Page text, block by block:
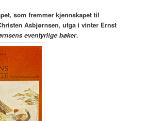
som fremmer kjennskapet til
Asbjørnsen, utga i vinter Ernst
eventyrlige bøker.